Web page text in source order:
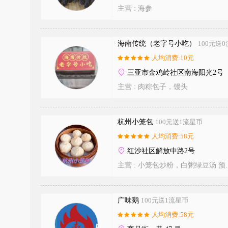
主营 :海参
海南传统（老字号小吃） 100元送0
人均消费:10元
三亚市金鸡岭社区南海阳光2号
主营 : 肉粽包子，馒头
杭州小笼包 100元送1流星币
人均消费:58元
红沙社区解放中路2号
主营 :小笼包炒粉，白粥绿豆汤 预定电话:18205755109
广味鹅 100元送1流星币
人均消费:58元